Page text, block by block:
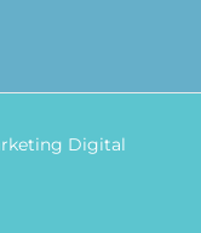
Digital